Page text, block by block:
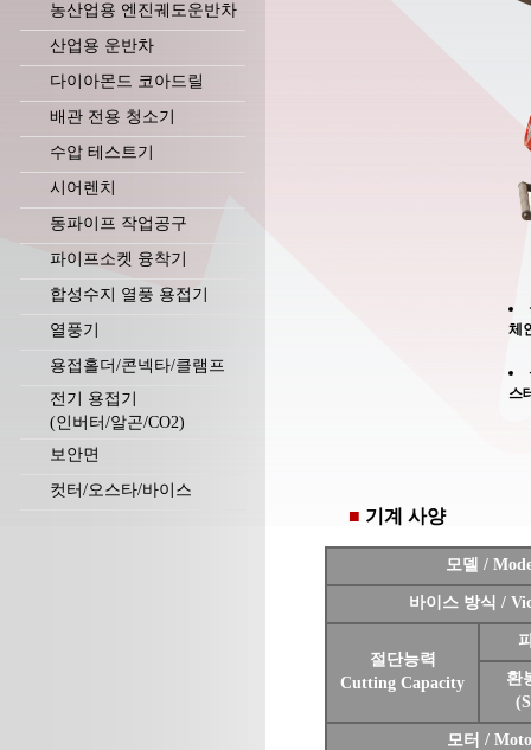
농산업용 엔진궤도운반차
산업용 운반차
다이아몬드 코아드릴
배관 전용 청소기
수압 테스트기
시어렌치
동파이프 작업공구
파이프소켓 융착기
합성수지 열풍 용접기
열풍기
용접홀더/콘넥타/클램프
전기 용접기
(인버터/알곤/CO2)
보안면
컷터/오스타/바이스
체
스
■ 기계 사양
모델 /
바이스 방식 /
절단능력
Cutting Capacity
환
모터 /